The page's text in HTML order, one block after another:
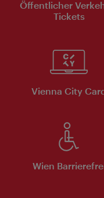
Öffentlicher
Tickets
Vienna City
Wien